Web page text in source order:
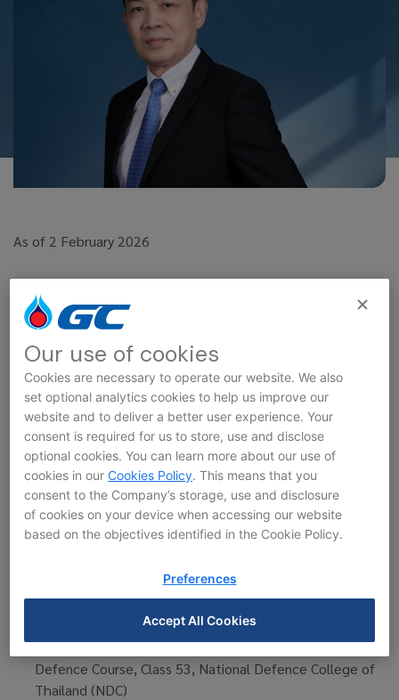
As of 2 February 2026
Age:65 Years 8 Months
Appointed:1 November 2023, 9 April 2024 (1st re-
elected)
Shareholding:None
Relation among Family with other Directors,
Management, Major Shareholders of the Company or
Subsidiaries:None
Education / Training
Master of Political Science Program (Politics and
Bachelor of Political Science Program, Class 37, Royal
Police Cadet Academy
Diploma, National Defence College, The National
Defence Course, Class 53, National Defence College of
Thailand (NDC)
Our use of cookies
Cookies are necessary to operate our website. We also
set optional analytics cookies to help us improve our
website and to deliver a better user experience. Your
consent is required for us to store, use and disclose
optional cookies. You can learn more about our use of
cookies in ourCookies Policy. This means that you
consent to the Company’s storage, use and disclosure
of cookies on your device when accessing our website
based on the objectives identified in the Cookie Policy.
Preferences
Accept All Cookies